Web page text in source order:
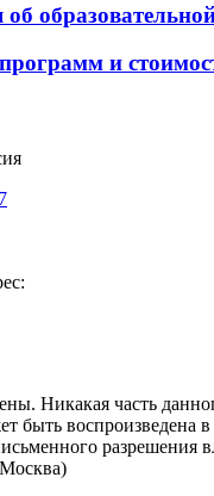
об
и
Никакая часть
быть воспроизведена
разрешения